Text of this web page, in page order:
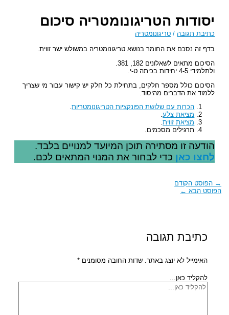
יסודות הטריגונומטריה סיכום
כתיבת תגובה / טריגונומטריה
בדף זה נסכם את החומר בנושא טריגונומטריה במשולש ישר זווית.
הסיכום מתאים לשאלונים 182, 381.
ולתלמידי 4-5 יחידות בכיתה ט-י.
הסיכום כולל מספר חלקים, בתחילת כל חלק יש קישור עבור מי שצריך
ללמוד את הדברים מהיסוד.
הכרות עם שלושת הפונקציות הטריגונומטריות.
מציאת צלע.
מציאת זווית.
תרגילים מסכמים.
הודעה זו מסתירה תוכן המיועד למנויים בלבד.
לחצו כאן כדי לבחור את המנוי המתאים לכם.
→ הפוסט הקודם
הפוסט הבא ←
כתיבת תגובה
האימייל לא יוצג באתר. שדות החובה מסומנים*
להקליד כאן...